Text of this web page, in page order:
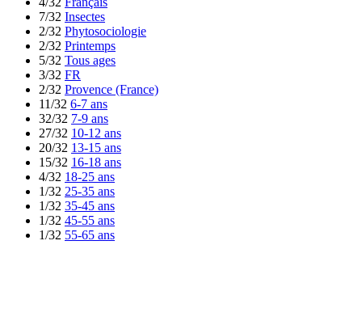
7/32 Insectes
2/32 Phytosociologie
2/32 Printemps
5/32 Tous ages
3/32 FR
2/32 Provence (France)
11/32 6-7 ans
32/32 7-9 ans
27/32 10-12 ans
20/32 13-15 ans
15/32 16-18 ans
4/32 18-25 ans
1/32 25-35 ans
1/32 35-45 ans
1/32 45-55 ans
1/32 55-65 ans